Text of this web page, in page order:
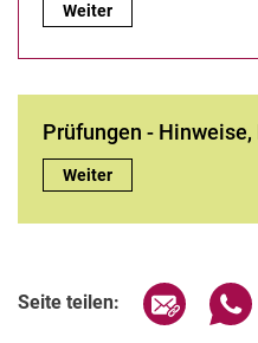
Alle Prüfungsordnungen:
Weiter
Prüfungen -
Prüfungen - Hin­wei­se,
Weiter
Seite teilen: Seite